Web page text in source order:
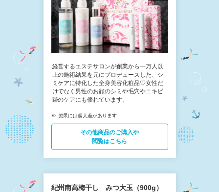
経営するエステサロンが創業から一万人以
上の施術結果を元にプロデュースした、シ
ミケアに特化した全身美容化粧品♡女性だ
けでなく男性のお顔のシミや毛穴やニキビ
跡のケアにも優れています。
効果には個人差があります
その他商品の​ご購入や
閲覧はこちら
紀州南高梅干し みつ大玉（900g）